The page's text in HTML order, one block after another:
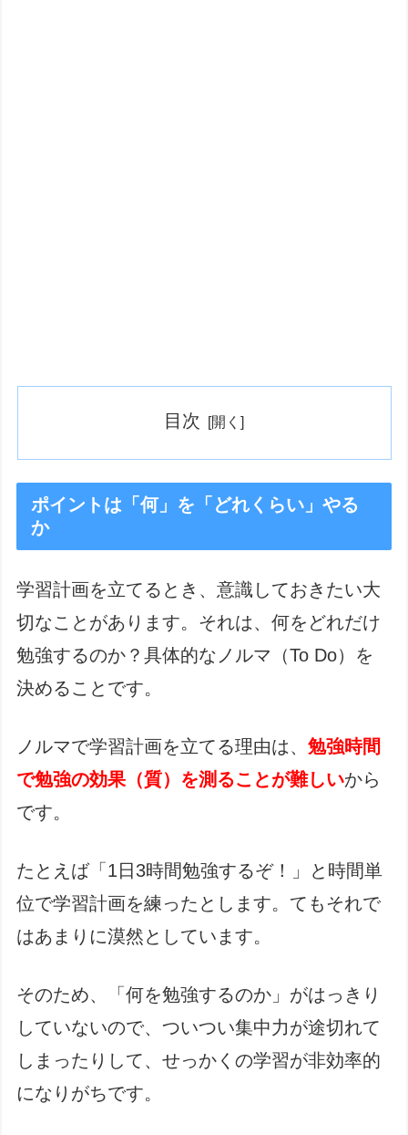
目次
ポイントは「何」を「どれくらい」やる
か
学習計画を立てるとき、意識しておきたい大
切なことがあります。それは、何をどれだけ
勉強するのか？具体的なノルマ（To Do）を
決めることです。
ノルマで学習計画を立てる理由は、勉強時間
で勉強の効果（質）を測ることが難しいから
です。
たとえば「1日3時間勉強するぞ！」と時間単
位で学習計画を練ったとします。てもそれで
はあまりに漠然としています。
そのため、「何を勉強するのか」がはっきり
していないので、ついつい集中力が途切れて
しまったりして、せっかくの学習が非効率的
になりがちです。